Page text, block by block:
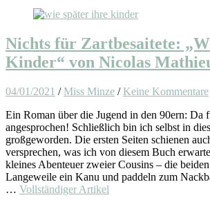
Nichts für Zartbesaitete:
Kinder“ von Nicolas
04/01/2021 /Miss Minze /Keine Kommentare
Ein Roman über die Jugend in den 90ern: Da
angesprochen! Schließlich bin ich selbst in
großgeworden. Die ersten Seiten schienen
versprechen, was ich von diesem Buch
kleines Abenteuer zweier Cousins – die
Langeweile ein Kanu und paddeln zum
… Vollständiger Artikel